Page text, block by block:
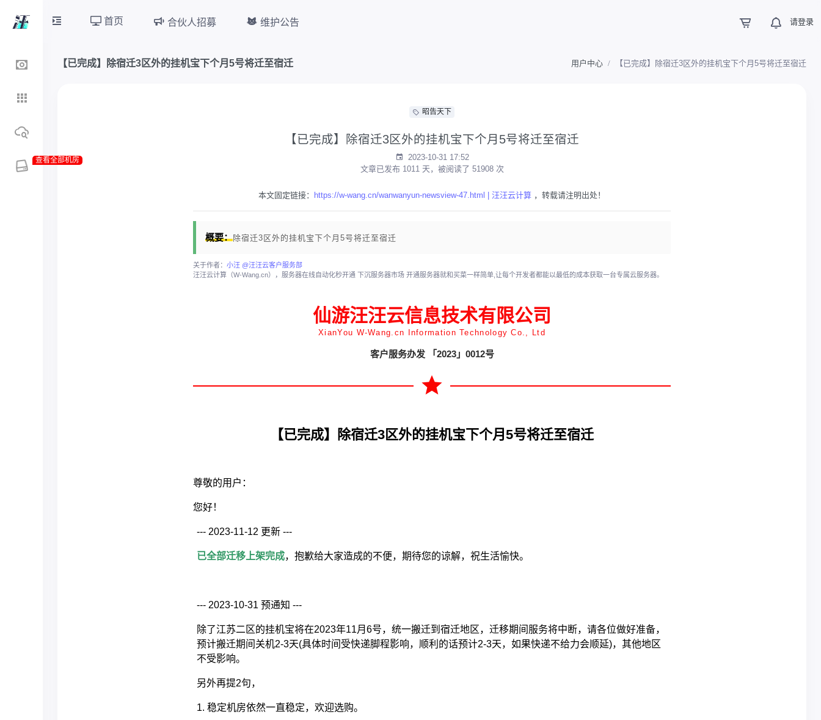
首页 合伙人招募 维护公告 请登录
查看全部机房
【已完成】除宿迁3区外的挂机宝下个月5号将迁至宿迁 用户中心 【已完成】除宿迁3区外的挂机宝下个月5号将迁至宿迁
昭告天下
【已完成】除宿迁3区外的挂机宝下个月5号将迁至宿迁
2023-10-31 17:52
文章已发布 1011 天，被阅读了 51908 次
本文固定链接： https://w-wang.cn/wanwanyun-newsview-47.html | 汪汪云计算 ，转载请注明出处！
概要：除宿迁3区外的挂机宝下个月5号将迁至宿迁
关于作者： 小汪 @汪汪云客户服务部
汪汪云计算（W-Wang.cn），服务器在线自动化秒开通 下沉服务器市场 开通服务器就和买菜一样简单,让每个开发者都能以最低的成本获取一台专属云服务器。
仙游汪汪云信息技术有限公司
XianYou W-Wang.cn Information Technology Co., Ltd
客户服务办发 「2023」0012号
【已完成】除宿迁3区外的挂机宝下个月5号将迁至宿迁
尊敬的用户：
您好！
--- 2023-11-12 更新 ---
已全部迁移上架完成，抱歉给大家造成的不便，期待您的谅解，祝生活愉快。
--- 2023-10-31 预通知 ---
除了江苏二区的挂机宝将在2023年11月6号，统一搬迁到宿迁地区，迁移期间服务将中断，请各位做好准备，
预计搬迁期间关机2-3天(具体时间受快递脚程影响，顺利的话预计2-3天，如果快递不给力会顺延)，其他地区
不受影响。
另外再提2句，
1. 稳定机房依然一直稳定，欢迎选购。